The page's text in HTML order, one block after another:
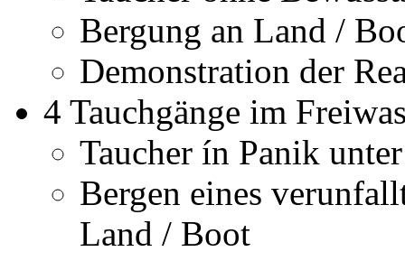
Bergung an Land /
Demonstration der
4 Tauchgänge im
Taucher ín Panik
Bergen eines
Land / Boot